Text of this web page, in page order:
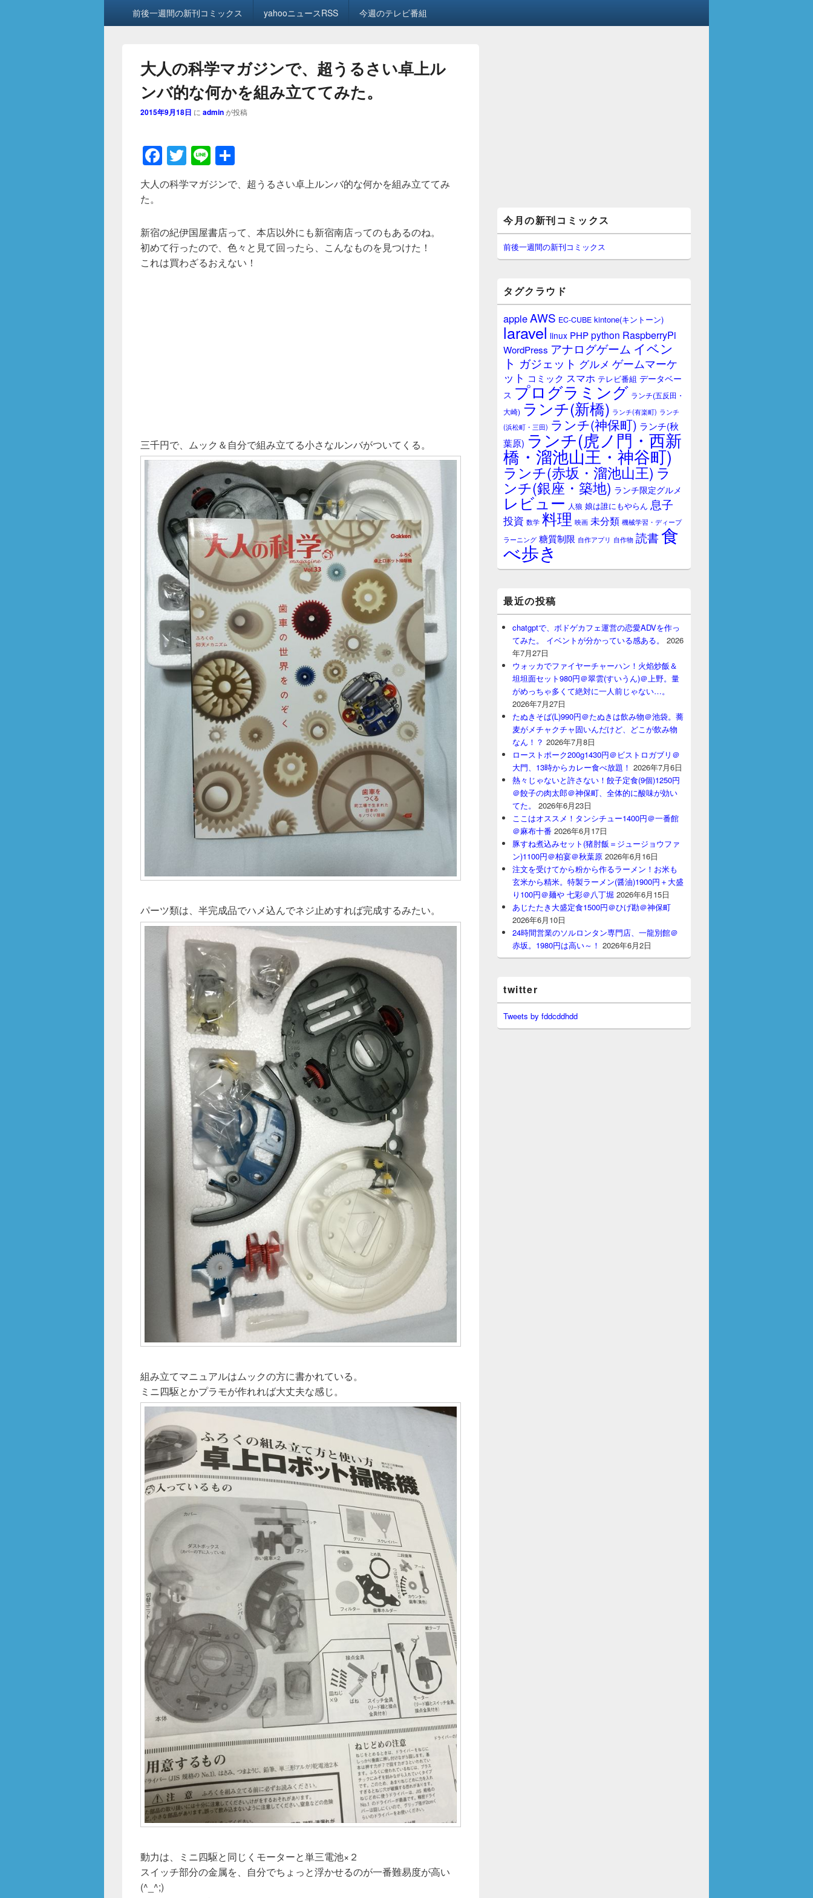
前後一週間の新刊コミックス yahooニュースRSS 今週のテレビ番組
大人の科学マガジンで、超うるさい卓上ル
ンバ的な何かを組み立ててみた。
2015年9月18日 に adminが投稿
F
a
c
b
o
o
T
wi
tt
Li
n
e
有
大人の科学マガジンで、超うるさい卓上ルンバ的な何かを組み立ててみ
た。
新宿の紀伊国屋書店って、本店以外にも新宿南店ってのもあるのね。
初めて行ったので、色々と見て回ったら、こんなものを見つけた！
これは買わざるおえない！
三千円で、ムック＆自分で組み立てる小さなルンバがついてくる。
パーツ類は、半完成品でハメ込んでネジ止めすれば完成するみたい。
組み立てマニュアルはムックの方に書かれている。
ミニ四駆とかプラモが作れれば大丈夫な感じ。
動力は、ミニ四駆と同じくモーターと単三電池×２
スイッチ部分の金属を、自分でちょっと浮かせるのが一番難易度が高い
(^_^;)
イ
ン
サ
イ
ー
ジ
ッ
ト
今月の新刊コミックス
前後一週間の新刊コミックス
タグクラウド
appleAWS EC-CUBE kintone(キントーン)
laravel linux PHPpython RaspberryPi
WordPress アナログゲーム イベン
ト ガジェット グルメ ゲームマーケ
ット コミック スマホ テレビ番組 データベー
ス プログラミング ランチ(五反田・
大崎) ランチ(新橋) ランチ(有楽町) ランチ
(浜松町・三田) ランチ(神保町) ランチ(秋
葉原) ランチ(虎ノ門・西新
橋・溜池山王・神谷町)
ランチ(赤坂・溜池山王) ラ
ンチ(銀座・築地) ランチ限定グルメ
レビュー 人狼 娘は誰にもやらん 息子
投資 数学 料理 映画 未分類 機械学習・ディープ
ラーニング 糖質制限 自作アプリ 自作物 読書食
べ歩き
最近の投稿
chatgptで、ボドゲカフェ運営の恋愛ADVを作っ
てみた。 イベントが分かっている感ある。
2026
年7月27日
ウォッカでファイヤーチャーハン！火焰炒飯＆
坦坦面セット980円＠翠雲(すいうん)＠上野。量
がめっちゃ多くて絶対に一人前じゃない…。
2026年7月27日
たぬきそば(L)990円＠たぬきは飲み物＠池袋。蕎
麦がメチャクチャ固いんだけど、どこが飲み物
なん！？ 2026年7月8日
ローストポーク200g1430円＠ビストロガブリ＠
大門、13時からカレー食べ放題！ 2026年7月6日
熱々じゃないと許さない！餃子定食(9個)1250円
＠餃子の肉太郎＠神保町、全体的に酸味が効い
てた。
2026年6月23日
ここはオススメ！タンシチュー1400円＠一番館
＠麻布十番 2026年6月17日
豚すね煮込みセット(猪肘飯＝ジュージョウファ
ン)1100円＠柏宴＠秋葉原 2026年6月16日
注文を受けてから粉から作るラーメン！お米も
玄米から精米。特製ラーメン(醤油)1900円＋大盛
り100円＠麺や 七彩＠八丁堀 2026年6月15日
あじたたき大盛定食1500円＠ひげ勘＠神保町
2026年6月10日
24時間営業のソルロンタン専門店、一龍別館＠
赤坂。1980円は高い～！ 2026年6月2日
twitter
Tweets by fddcddhdd